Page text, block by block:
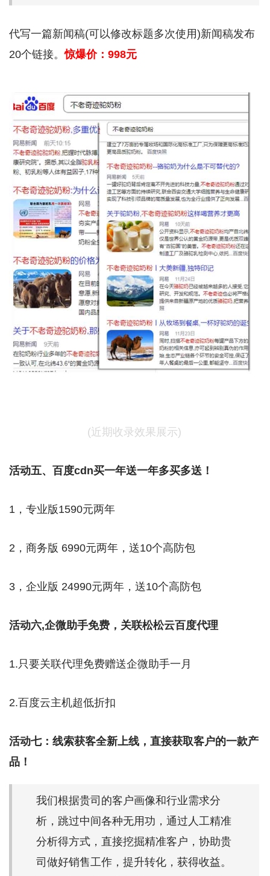
代写一篇新闻稿(可以修改标题多次使用)新闻稿发布
20个链接。惊爆价：998元
(近期收录效果展示)
活动五、百度cdn买一年送一年多买多送！
1，专业版1590元两年
2，商务版 6990元两年，送10个高防包
3，企业版 24990元两年，送10个高防包
活动六,企微助手免费，关联松松云百度代理
1.只要关联代理免费赠送企微助手一月
2.百度云主机超低折扣
活动七：线索获客全新上线，直接获取客户的一款产
品！
我们根据贵司的客户画像和行业需求分
析，跳过中间各种无用功，通过人工精准
分析得方式，直接挖掘精准客户，协助贵
司做好销售工作，提升转化，获得收益。